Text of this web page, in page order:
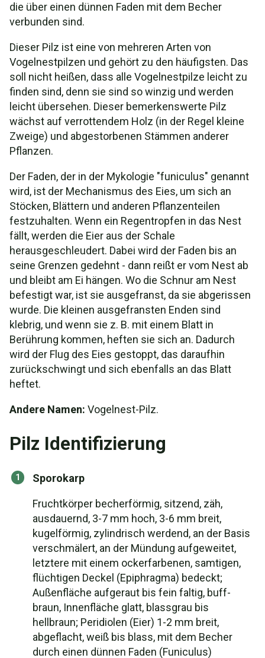
die über einen dünnen Faden mit dem Becher
verbunden sind.
Dieser Pilz ist eine von mehreren Arten von
Vogelnestpilzen und gehört zu den häufigsten. Das
soll nicht heißen, dass alle Vogelnestpilze leicht zu
finden sind, denn sie sind so winzig und werden
leicht übersehen. Dieser bemerkenswerte Pilz
wächst auf verrottendem Holz (in der Regel kleine
Zweige) und abgestorbenen Stämmen anderer
Pflanzen.
Der Faden, der in der Mykologie "funiculus" genannt
wird, ist der Mechanismus des Eies, um sich an
Stöcken, Blättern und anderen Pflanzenteilen
festzuhalten. Wenn ein Regentropfen in das Nest
fällt, werden die Eier aus der Schale
herausgeschleudert. Dabei wird der Faden bis an
seine Grenzen gedehnt - dann reißt er vom Nest ab
und bleibt am Ei hängen. Wo die Schnur am Nest
befestigt war, ist sie ausgefranst, da sie abgerissen
wurde. Die kleinen ausgefransten Enden sind
klebrig, und wenn sie z. B. mit einem Blatt in
Berührung kommen, heften sie sich an. Dadurch
wird der Flug des Eies gestoppt, das daraufhin
zurückschwingt und sich ebenfalls an das Blatt
heftet.
Andere Namen: Vogelnest-Pilz.
Pilz Identifizierung
Sporokarp
Fruchtkörper becherförmig, sitzend, zäh,
ausdauernd, 3-7 mm hoch, 3-6 mm breit,
kugelförmig, zylindrisch werdend, an der Basis
verschmälert, an der Mündung aufgeweitet,
letztere mit einem ockerfarbenen, samtigen,
flüchtigen Deckel (Epiphragma) bedeckt;
Außenfläche aufgeraut bis fein faltig, buff-
braun, Innenfläche glatt, blassgrau bis
hellbraun; Peridiolen (Eier) 1-2 mm breit,
abgeflacht, weiß bis blass, mit dem Becher
durch einen dünnen Faden (Funiculus)